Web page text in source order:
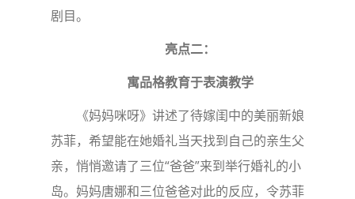
剧目。
亮点二：
寓品格教育于表演教学
《妈妈咪呀》讲述了待嫁闺中的美丽新娘
苏菲，希望能在她婚礼当天找到自己的亲生父
亲，悄悄邀请了三位“爸爸”来到举行婚礼的小
岛。妈妈唐娜和三位爸爸对此的反应，令苏菲